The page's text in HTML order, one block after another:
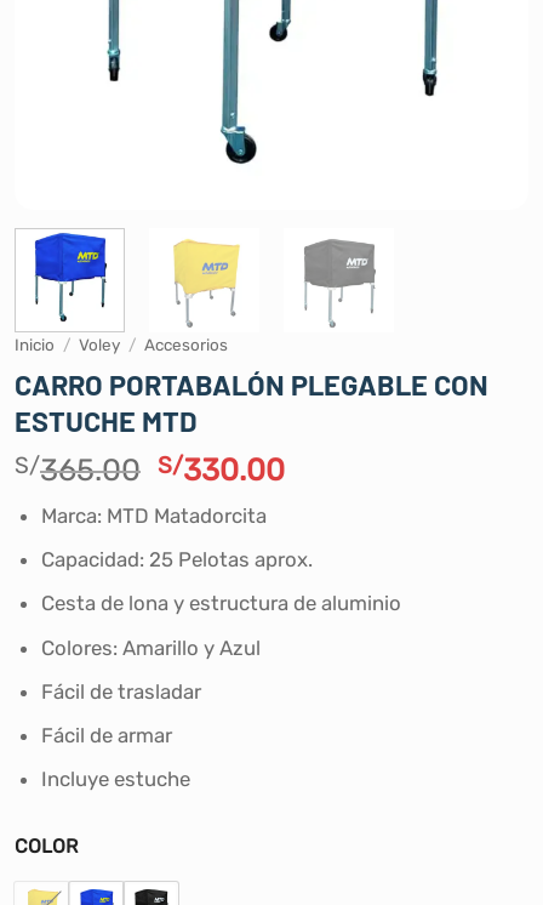
Inicio / Voley / Accesorios
CARRO PORTABALÓN PLEGABLE CON
ESTUCHE MTD
S/365.00 El
original
era:
S/365.00.
S/330.00El
es:
S/330.00.
Marca: MTD Matadorcita
Capacidad: 25 Pelotas aprox.
Cesta de lona y estructura de aluminio
Colores: Amarillo y Azul
Fácil de trasladar
Fácil de armar
Incluye estuche
COLOR